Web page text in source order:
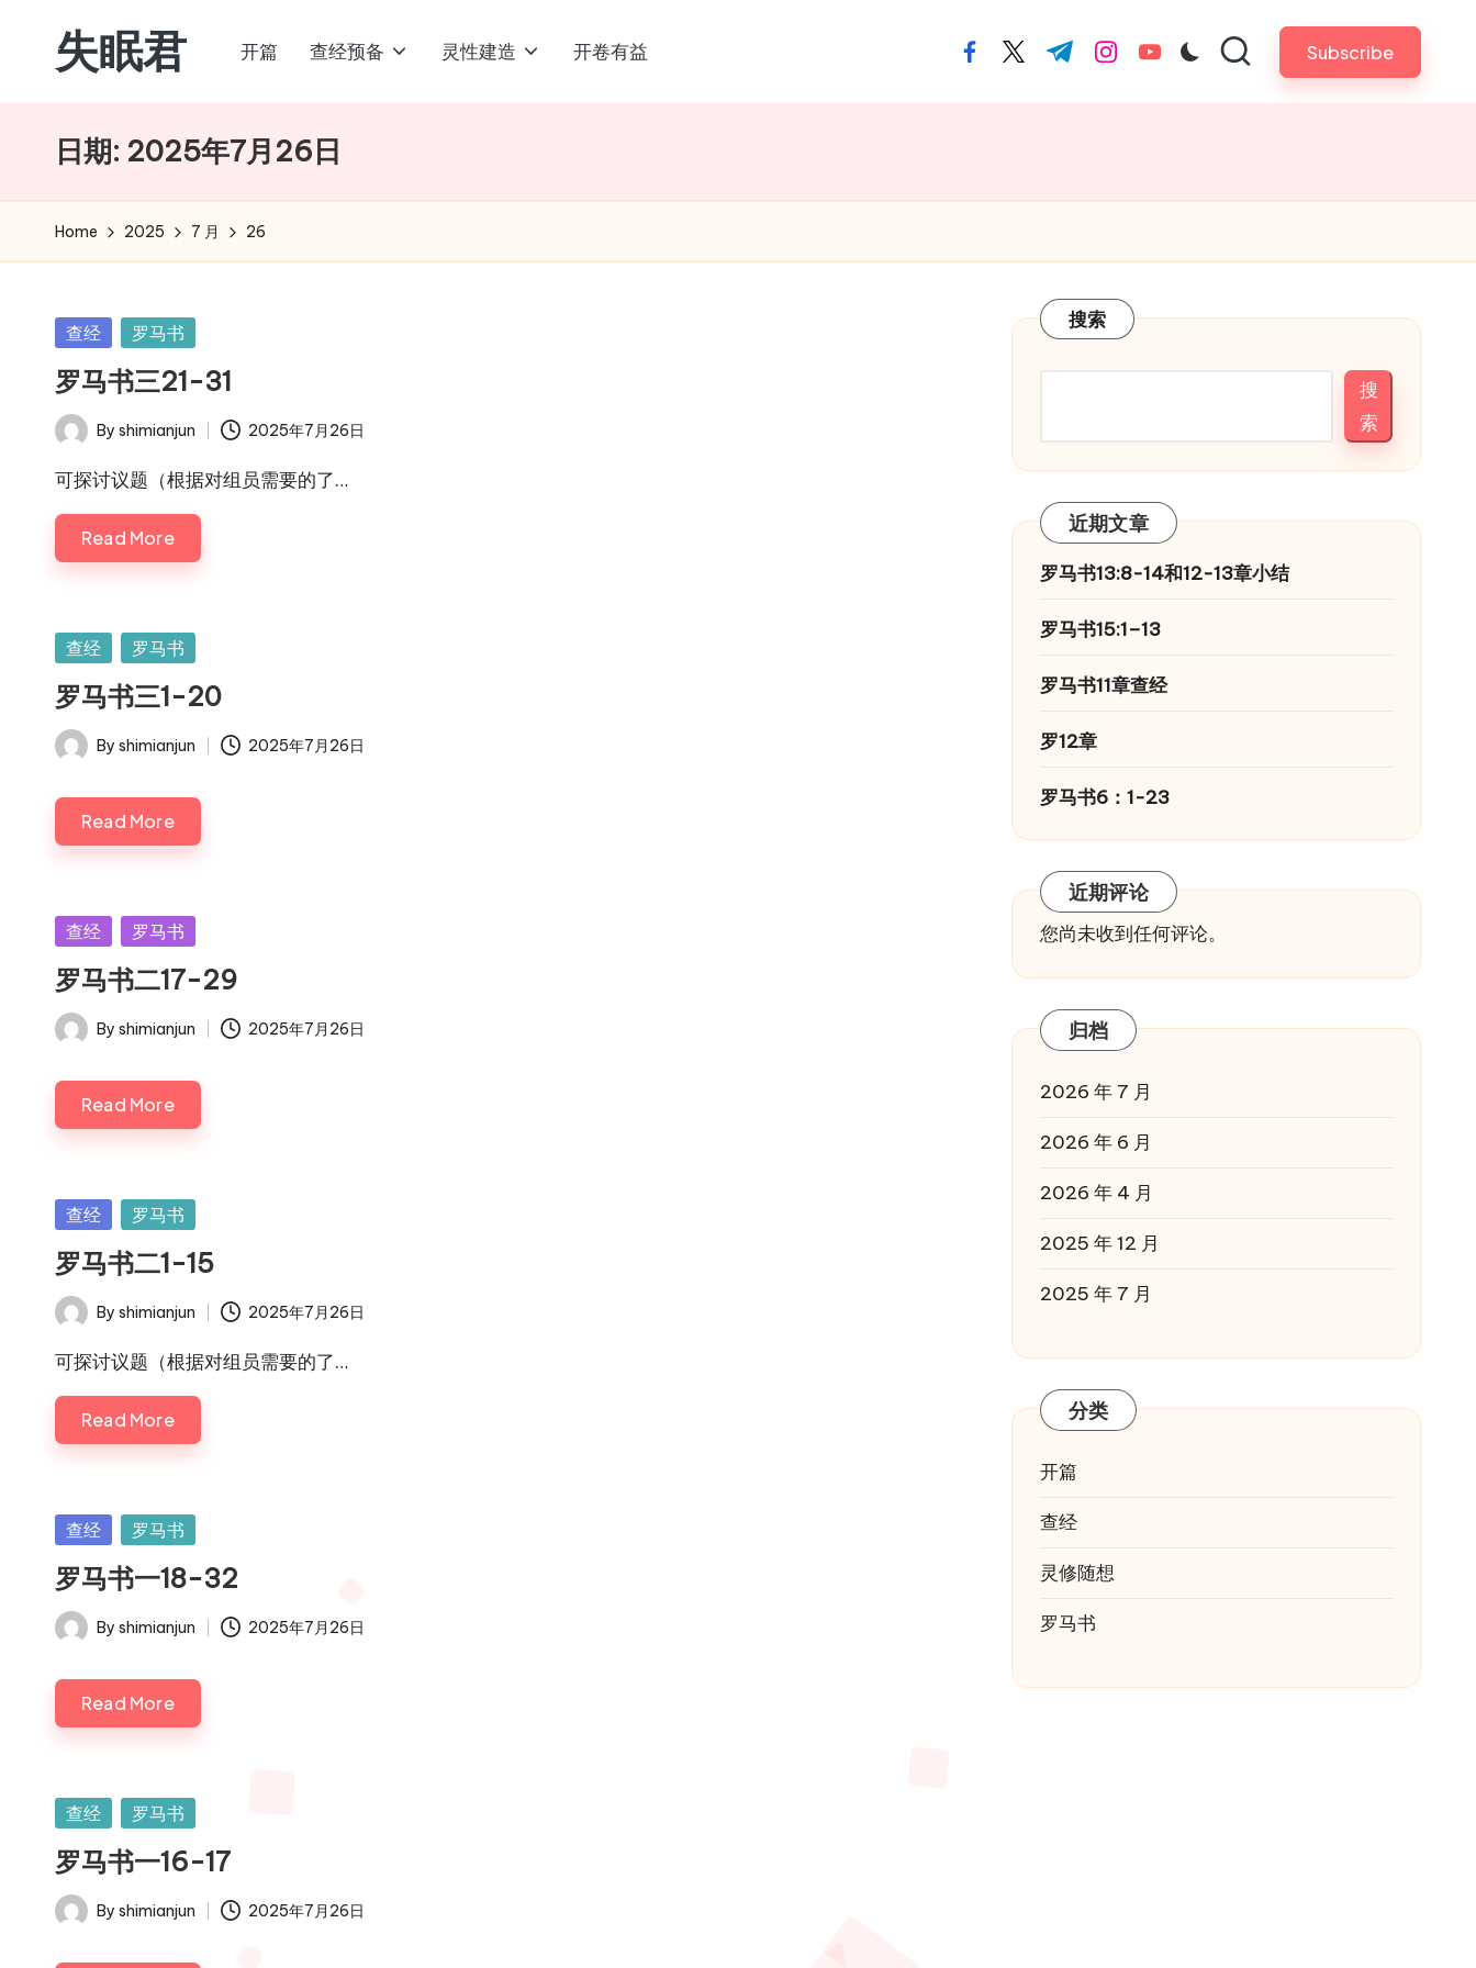
失眠君 开篇 查经预备 灵性建造 开卷有益 facebook.com
twitter.com
t.me instagram.com
youtube.com Subscribe
日期: 2025年7月26日
Home 2025 7 月 26
Posted
查经 罗马书
罗马书三21-31
Posted
by
By shimianjun 2025年7月26日
可探讨议题（根据对组员需要的了…
Read More
Posted
查经 罗马书
罗马书三1-20
Posted
By shimianjun 2025年7月26日
Read More
Posted
查经 罗马书
罗马书二17-29
Posted
By shimianjun 2025年7月26日
Read More
Posted
查经 罗马书
罗马书二1-15
Posted
by
By shimianjun 2025年7月26日
可探讨议题（根据对组员需要的了…
Read More
Posted
查经 罗马书
罗马书一18-32
Posted
By shimianjun 2025年7月26日
Read More
Posted
查经 罗马书
罗马书一16-17
Posted
By shimianjun 2025年7月26日
搜索
搜
索
近期文章
罗马书13:8-14和12-13章小结
罗马书15:1–13
罗马书11章查经
罗12章
罗马书6：1-23
近期评论
您尚未收到任何评论。
归档
2026 年 7 月
2026 年 6 月
2026 年 4 月
2025 年 12 月
2025 年 7 月
分类
开篇
查经
灵修随想
罗马书